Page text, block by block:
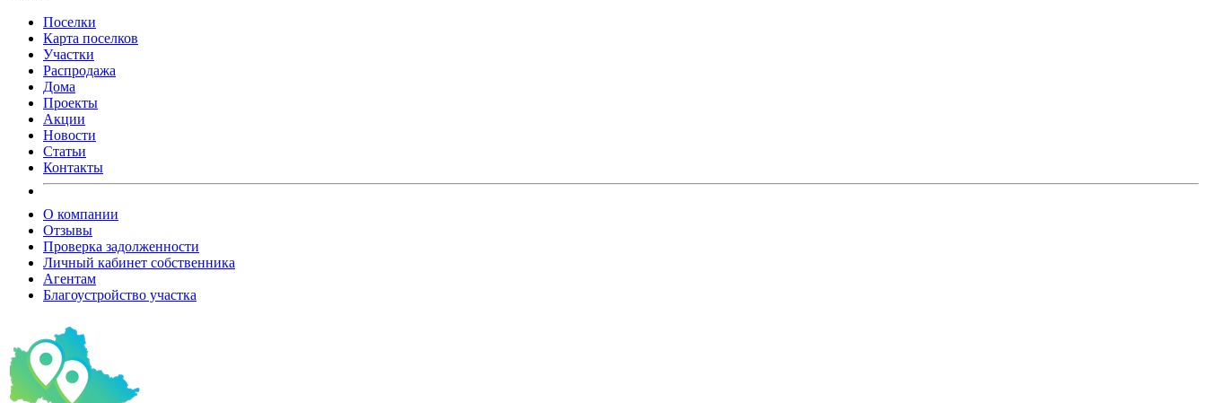
Поселки
Карта поселков
Участки
Распродажа
Дома
Проекты
Акции
Новости
Статьи
Контакты
О компании
Отзывы
Проверка задолженности
Личный кабинет собственника
Агентам
Благоустройство участка